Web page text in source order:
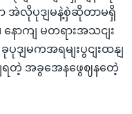
အဲလိုပုဒျမနဲ့စှဲဆိုတာမရှိ
ောကျ မတရားအသငျး
ဒျမကအရမျးပွငျးထနျ
ရတဲ့ အခွအေနဖွေဈနတေဲ့